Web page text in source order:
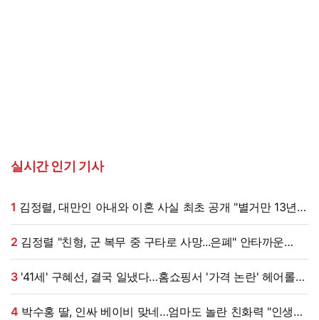
실시간 인기 기사
1
(데이앤나잇)
2
가족사 (데이앤나잇)[전일야화]
3'41세' 구혜선, 결국 일냈다…홈쇼핑서 '가격 논란' 헤어롤
대박, 무려 '3만 장' 돌파 [엑's 이슈]
4